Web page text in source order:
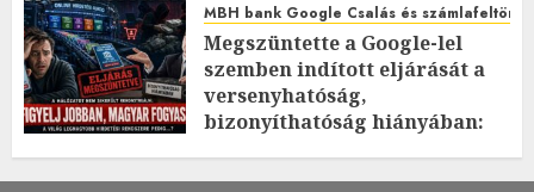
MBH bank Google Csalás és
Megszüntette a Google-lel
szemben indított eljárását a
versenyhatóság,
bizonyíthatóság hiányában:
2026.JÚLIUS.23. CSÜTÖRTÖK.
0